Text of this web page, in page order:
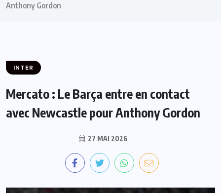
Anthony Gordon
INTER
Mercato : Le Barça entre en contact
avec Newcastle pour Anthony Gordon
27 MAI 2026